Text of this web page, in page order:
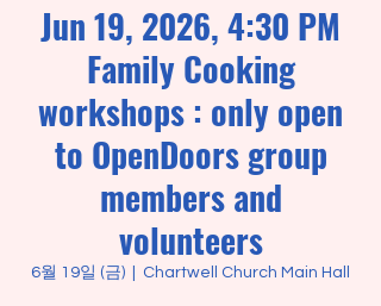
Jun 19, 2026, 4:30 PM
Family Cooking
workshops : only open
to OpenDoors group
members and
volunteers
6월 19일 (금) Chartwell Church Main Hall